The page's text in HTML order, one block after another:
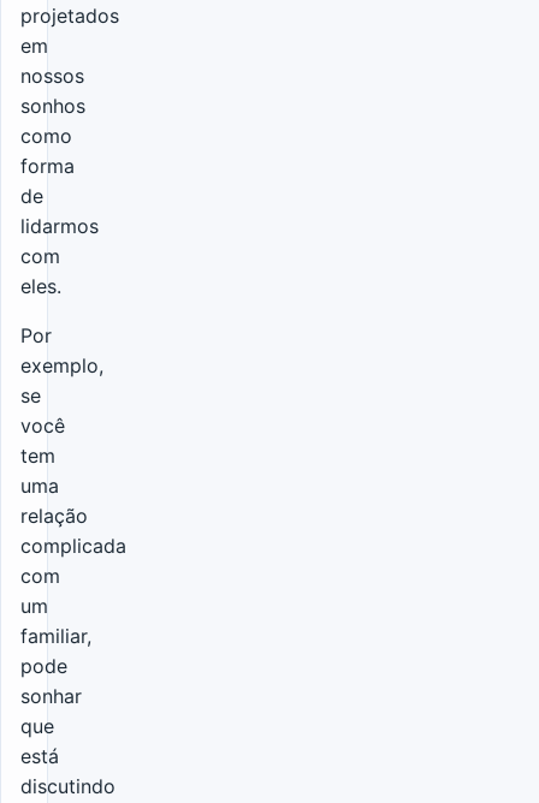
projetados
em
nossos
sonhos
como
forma
de
lidarmos
com
eles.
Por
exemplo,
se
você
tem
uma
relação
complicada
com
um
familiar,
pode
sonhar
que
está
discutindo